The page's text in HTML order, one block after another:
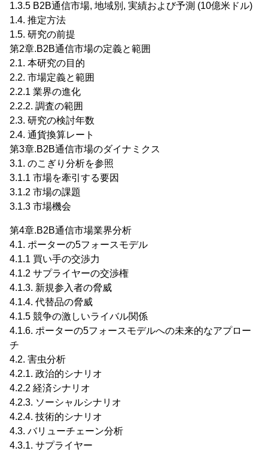
1.3.5 B2B通信市場, 地域別, 実績および予測 (10億米ドル)
1.4. 推定方法
1.5. 研究の前提
第2章.B2B通信市場の定義と範囲
2.1. 本研究の目的
2.2. 市場定義と範囲
2.2.1 業界の進化
2.2.2. 調査の範囲
2.3. 研究の検討年数
2.4. 通貨換算レート
第3章.B2B通信市場のダイナミクス
3.1. のこぎり分析を参照
3.1.1 市場を牽引する要因
3.1.2 市場の課題
3.1.3 市場機会
第4章.B2B通信市場業界分析
4.1. ポーターの5フォースモデル
4.1.1 買い手の交渉力
4.1.2 サプライヤーの交渉権
4.1.3. 新規参入者の脅威
4.1.4. 代替品の脅威
4.1.5 競争の激しいライバル関係
4.1.6. ポーターの5フォースモデルへの未来的なアプロー
チ
4.2. 害虫分析
4.2.1. 政治的シナリオ
4.2.2 経済シナリオ
4.2.3. ソーシャルシナリオ
4.2.4. 技術的シナリオ
4.3. バリューチェーン分析
4.3.1. サプライヤー